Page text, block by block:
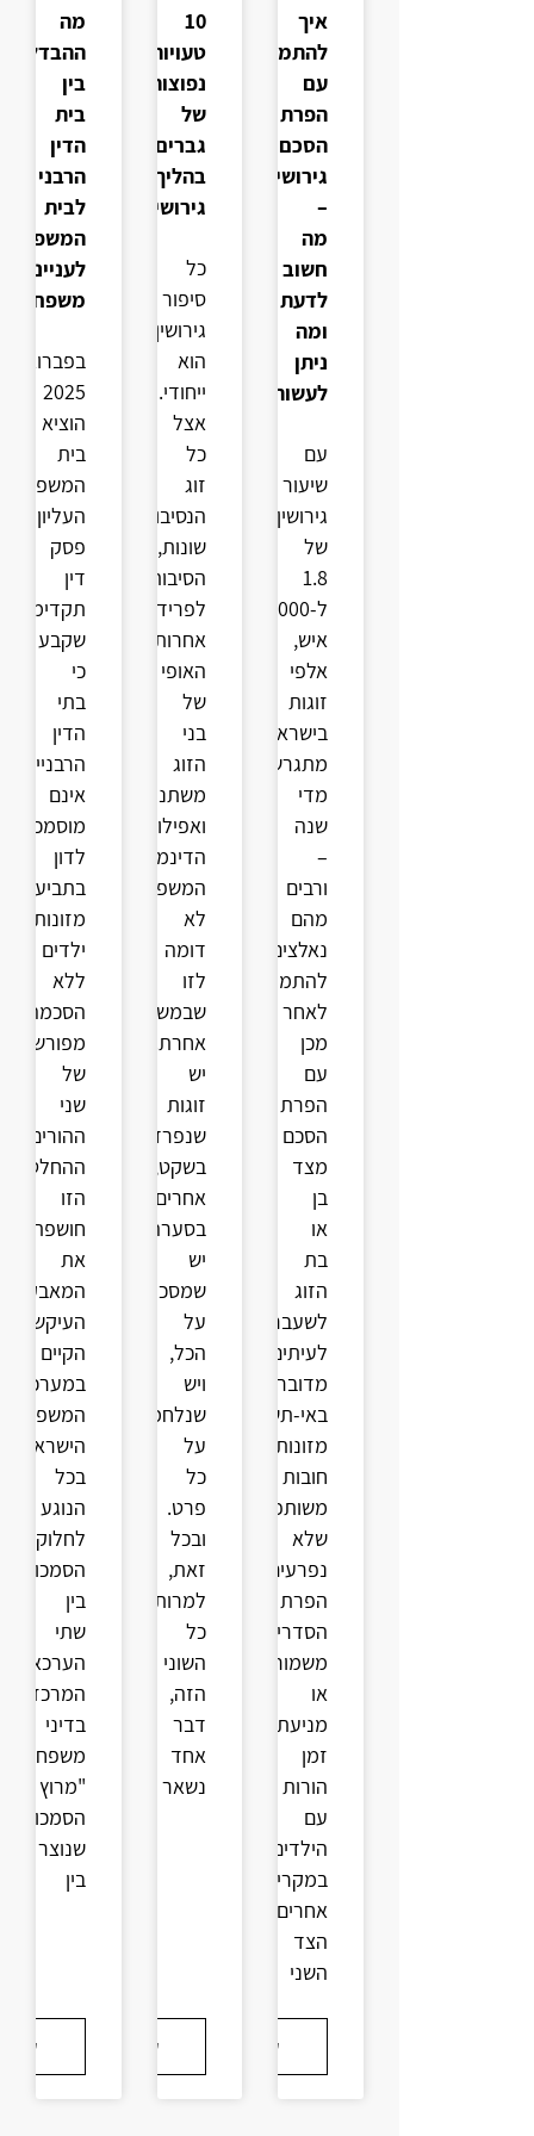
איך
להתמודד
עם
הפרת
הסכם
גירושין
–
מה
חשוב
לדעת
ומה
ניתן
לעשות?
עם
שיעור
גירושין
של
1.8
ל-1,000
איש,
אלפי
זוגות
בישראל
מתגרשים
מדי
שנה
–
ורבים
מהם
נאלצים
להתמודד
לאחר
מכן
עם
הפרת
הסכם
מצד
בן
או
בת
הזוג
לשעבר.
לעיתים
מדובר
באי-תשלום
מזונות,
חובות
משותפים
שלא
נפרעים,
הפרת
הסדרי
משמורת
או
מניעת
זמן
הורות
עם
הילדים.
במקרים
אחרים,
הצד
השני
קרא עוד
10
טעויות
נפוצות
של
גברים
בהליך
גירושין
כל
סיפור
גירושין
הוא
ייחודי.
אצל
כל
זוג
הנסיבות
שונות,
הסיבות
לפרידה
אחרות,
האופי
של
בני
הזוג
משתנה,
ואפילו
הדינמיקה
המשפחתית
לא
דומה
לזו
שבמשפחה
אחרת.
יש
זוגות
שנפרדים
בשקט,
אחרים
בסערה.
יש
שמסכימים
על
הכל,
ויש
שנלחמים
על
כל
פרט.
ובכל
זאת,
למרות
כל
השוני
הזה,
דבר
אחד
נשאר
קרא עוד
מה
ההבדל
בין
בית
הדין
הרבני
לבית
המשפט
לענייני
משפחה?
בפברואר
2025
הוציא
בית
המשפט
העליון
פסק
דין
תקדימי
שקבע
כי
בתי
הדין
הרבניים
אינם
מוסמכים
לדון
בתביעות
מזונות
ילדים
ללא
הסכמה
מפורשת
של
שני
ההורים.
ההחלטה
הזו
חושפת
את
המאבק
העיקש
הקיים
במערכת
המשפט
הישראלית
בכל
הנוגע
לחלוקת
הסמכויות
בין
שתי
הערכאות
המרכזיות
בדיני
משפחה.
"מרוץ
הסמכויות"
שנוצר
בין
קרא